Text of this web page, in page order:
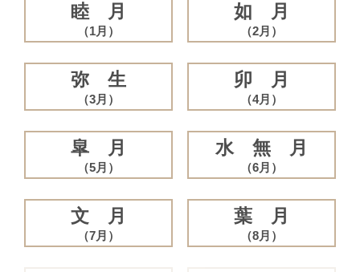
睦 月
（1月）
如 月
（2月）
弥 生
（3月）
卯 月
（4月）
皐 月
（5月）
水 無 月
（6月）
文 月
（7月）
葉 月
（8月）